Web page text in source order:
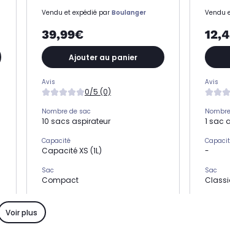
Vendu et expédié par Boulanger
39,99€
Ajouter au panier
Avis
0/5 (0)
Nombre de sac
10 sacs aspirateur
Capacité
Capacité XS (1L)
Sac
Compact
Microfibres
Vendu
Avis
1 sac
-
Sac
Voir plus